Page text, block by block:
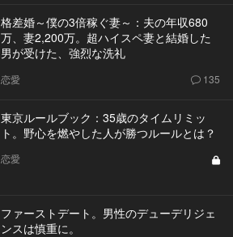
格差婚～僕の3倍稼ぐ妻～：夫の年収680
万、妻2,200万。超ハイスペ妻と結婚した
男が受けた、強烈な洗礼
恋愛 135
東京ルールブック：35歳のタイムリミッ
ト。野心を燃やした人が勝つルールとは？
恋愛
ファーストデート。男性のデューデリジェ
ンスは慎重に。